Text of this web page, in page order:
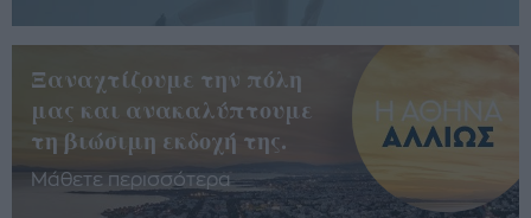
Ξαναχτίζουμε την πόλη
μας και ανακαλύπτουμε
τη βιώσιμη εκδοχή της.
Μάθετε περισσότερα